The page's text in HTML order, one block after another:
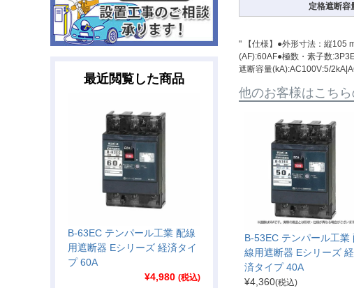
最近閲覧した商品
B-63EC テンパール工業 配線
用遮断器 Eシリーズ 経済タイ
プ 60A
¥4,980 (税込)
定格遮断容
" 【仕様】●外形寸法：縦105
(AF):60AF●極数・素子数
遮断容量(kA):AC100V:5/
他のお客様はこち
B-53EC テンパール工業
線用遮断器 Eシリーズ 経
済タイプ 40A
¥4,360(税込)